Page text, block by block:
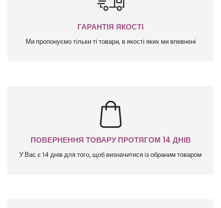
ГАРАНТІЯ ЯКОСТІ
Ми пропонуємо тільки ті товари, в якості яких ми впевнені
ПОВЕРНЕННЯ ТОВАРУ ПРОТЯГОМ 14 ДНІВ
У Вас є 14 днів для того, щоб визначитися із обраним товаром